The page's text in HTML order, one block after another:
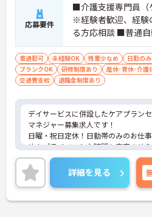
応募要件
■介護支援専門員（
※経験者歓迎、経験
る方応相談 ■普通
可）
車通勤可 未経験OK 残業少なめ 日勤のみ
ブランクOK
研修制度あり 産休･育休･介護
交通費支給
退職金制度あり
デイサービスに併設したケアプラン
マネジャー募集求人です！
日曜・祝日定休！日勤帯のみのお仕
め！プライベートな時間も充実させ
ご興味ある方には、面接のポイント
細をお話致しますのでお気軽にご相
詳細を見る